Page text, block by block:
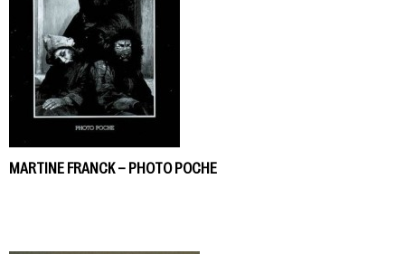
MARTINE FRANCK – PHOTO POCHE